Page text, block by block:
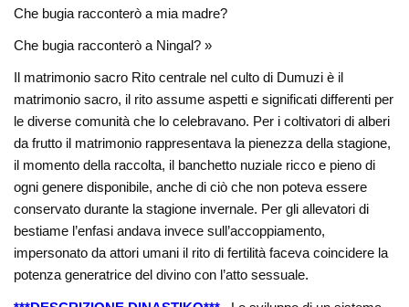
Che bugia racconterò a mia madre?
Che bugia racconterò a Ningal? »
Il matrimonio sacro Rito centrale nel culto di Dumuzi è il
matrimonio sacro, il rito assume aspetti e significati differenti per
le diverse comunità che lo celebravano. Per i coltivatori di alberi
da frutto il matrimonio rappresentava la pienezza della stagione,
il momento della raccolta, il banchetto nuziale ricco e pieno di
ogni genere disponibile, anche di ciò che non poteva essere
conservato durante la stagione invernale. Per gli allevatori di
bestiame l’enfasi andava invece sull’accoppiamento,
impersonato da attori umani il rito di fertilità faceva coincidere la
potenza generatrice del divino con l’atto sessuale.